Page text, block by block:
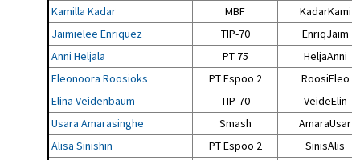
Kamilla Kadar
MBF KadarKami
Jaimielee Enriquez
TIP-70 EnriqJaim
Anni Heljala
PT 75 HeljaAnni
Eleonoora Roosioks
PT Espoo 2 RoosiEleo
Elina Veidenbaum
TIP-70 VeideElin
Usara Amarasinghe
Smash AmaraUsar
Alisa Sinishin
PT Espoo 2 SinisAlis